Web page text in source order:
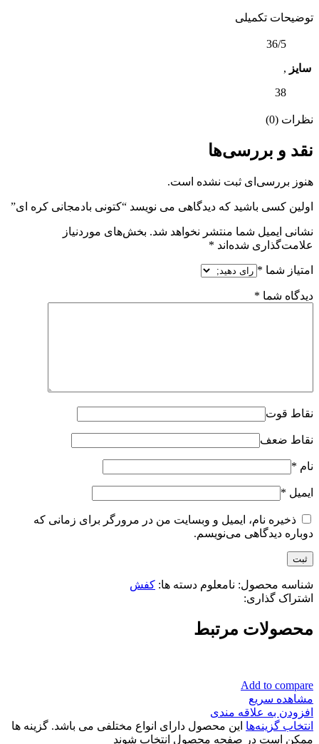
توضیحات تکمیلی
سایز
36/5
,
38
نظرات (0)
نقد و بررسی‌ها
هنوز بررسی‌ای ثبت نشده است.
اولین کسی باشید که دیدگاهی می نویسد “کتونی بادمجانی کره ای”
نشانی ایمیل شما منتشر نخواهد شد. بخش‌های موردنیاز
علامت‌گذاری شده‌اند *
امتیاز شما *
دیدگاه شما *
نقاط قوت
نقاط ضعف
نام *
ایمیل *
ذخیره نام، ایمیل و وبسایت من در مرورگر برای زمانی که
دوباره دیدگاهی می‌نویسم.
شناسه محصول: نامعلوم دسته ها: کفش
اشتراک گذاری:
محصولات مرتبط
Add to compare
مشاهده سریع
افزودن به علاقه مندی
انتخاب گزینه‌ها این محصول دارای انواع مختلفی می باشد. گزینه ها
ممکن است در صفحه محصول انتخاب شوند